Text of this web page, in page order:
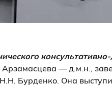
Арзамасцева — д.м.н.,
Бурденко. Она